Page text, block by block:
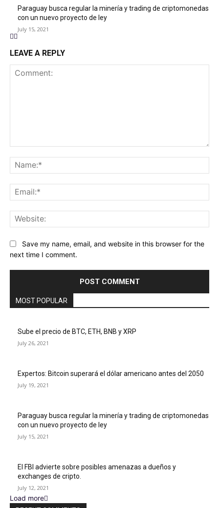
Paraguay busca regular la minería y trading de criptomonedas
con un nuevo proyecto de ley
July 15, 2021
LEAVE A REPLY
Save my name, email, and website in this browser for the
next time I comment.
MOST POPULAR
Sube el precio de BTC, ETH, BNB y XRP
July 26, 2021
Expertos: Bitcoin superará el dólar americano antes del 2050
July 19, 2021
Paraguay busca regular la minería y trading de criptomonedas
con un nuevo proyecto de ley
July 15, 2021
El FBI advierte sobre posibles amenazas a dueños y
exchanges de cripto.
July 12, 2021
Load more